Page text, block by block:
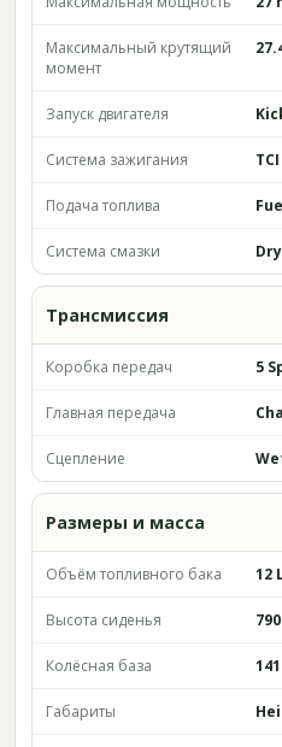
Максимальный крутящий
момент
Запуск двигателя
Система зажигания TCI
Подача топлива
Система смазки
Трансмиссия
Коробка передач 5
Главная передача
Сцепление
Размеры и масса
Объём топливного бака 12
Высота сиденья
Колёсная база
Габариты